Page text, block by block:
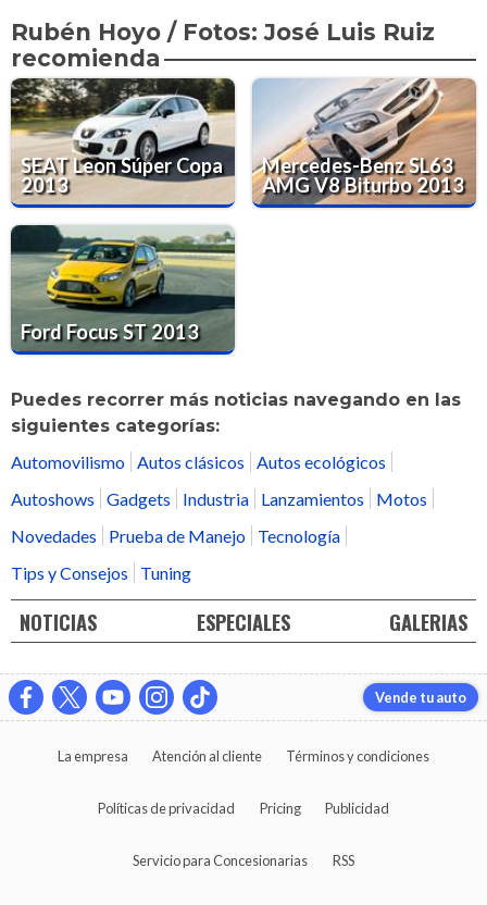
Rubén Hoyo / Fotos: José Luis Ruiz
recomienda
SEAT Leon Súper Copa
2013
Mercedes-Benz SL63
AMG V8 Biturbo 2013
Ford Focus ST 2013
Puedes recorrer más noticias navegando en las
siguientes categorías:
Automovilismo Autos clásicos
Autos ecológicos
Autoshows
Gadgets Industria Lanzamientos
Motos
Novedades
Prueba de Manejo
Tecnología
Tips y Consejos
Tuning
NOTICIAS ESPECIALES GALERIAS
Vende tu auto
La empresa Atención al cliente Términos y condiciones
Políticas de privacidad Pricing Publicidad
Servicio para Concesionarias RSS